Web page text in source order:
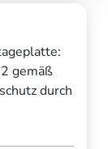
gemäß
durch